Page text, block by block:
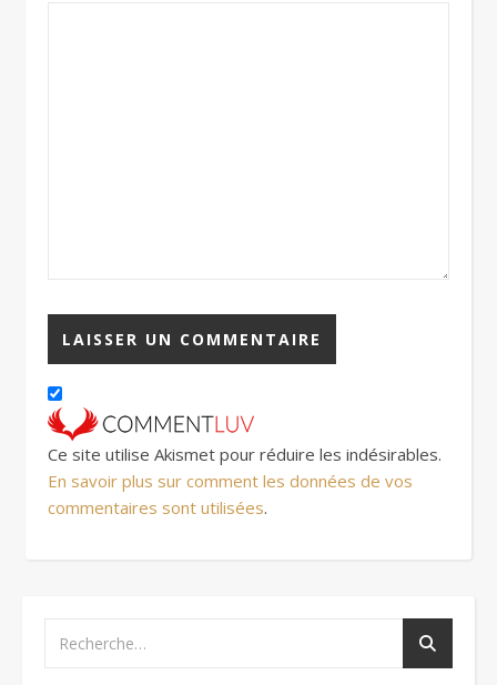
Ce site utilise Akismet pour réduire les indésirables.
En savoir plus sur comment les données de vos
commentaires sont utilisées.